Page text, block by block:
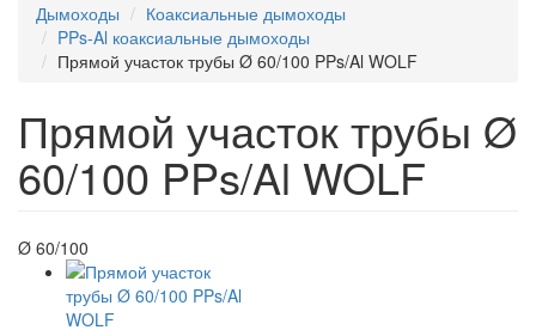
Дымоходы
Коаксиальные дымоходы
PPs-Al коаксиальные дымоходы
Прямой участок трубы Ø 60/100 PPs/Al WOLF
Прямой участок трубы Ø
60/100 PPs/Al WOLF
Ø 60/100